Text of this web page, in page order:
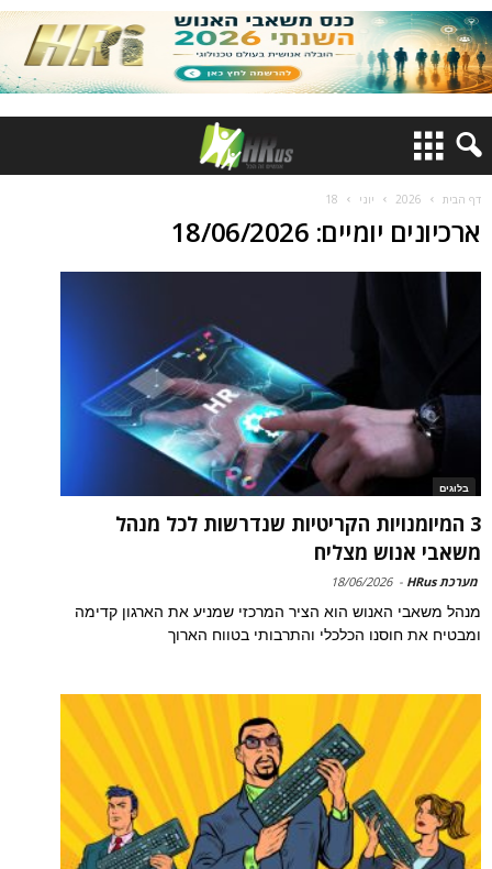
דף הבית 2026 יוני 18
ארכיונים יומיים: 18/06/2026
בלוגים
3 המיומנויות הקריטיות שנדרשות לכל מנהל
משאבי אנוש מצליח
מערכת HRus -
18/06/2026
מנהל משאבי האנוש הוא הציר המרכזי שמניע את הארגון קדימה
ומבטיח את חוסנו הכלכלי והתרבותי בטווח הארוך